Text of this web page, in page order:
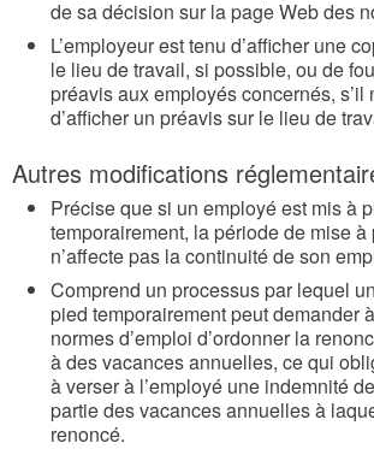
de sa décision sur la page Web des
L’employeur est tenu d’afficher une
le lieu de travail, si possible, ou de
préavis aux employés concernés, s’il
d’afficher un préavis sur le lieu de
Autres modifications
Précise que si un employé est mis à
temporairement, la période de mise
n’affecte pas la continuité de son
Comprend un processus par lequel
pied temporairement peut demander
normes d’emploi d’ordonner la
à des vacances annuelles, ce qui
à verser à l’employé une indemnité
partie des vacances annuelles à
renoncé.